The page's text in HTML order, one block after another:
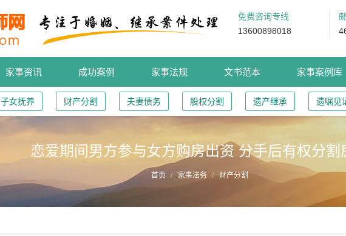
免费咨询专线
13600898018
家事资讯 成功案例 家事法规 文书范本 家事案例库
子女抚养 财产分割 夫妻债务 股权分割 遗产继承 遗嘱见
恋爱期间男方参与女方购房出资 分手后有权分割
首页 家事法务 财产分割